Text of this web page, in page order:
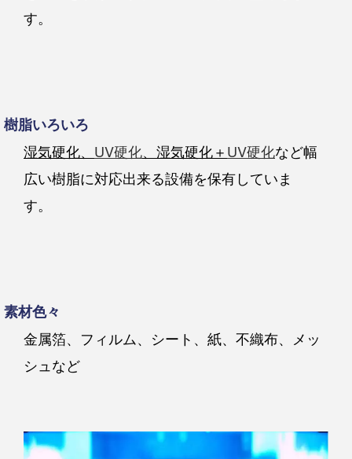
す。
樹脂いろいろ
湿気硬化、 UV硬化、湿気硬化＋UV硬化など幅
広い樹脂に対応出来る設備を保有していま
す。
素材色々
金属箔、フィルム、シート、紙、不織布、メッ
シュなど